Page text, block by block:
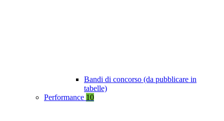
Bandi di concorso (da pubblicare in
tabelle)
Performance 10